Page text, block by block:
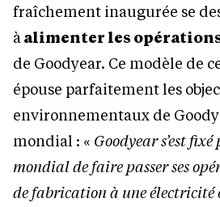
fraîchement inaugurée se
à alimenter les
de Goodyear. Ce modèle de
épouse parfaitement les
environnementaux de
mondial : « Goodyear s’est
mondial de faire passer ses
de fabrication à une électricité